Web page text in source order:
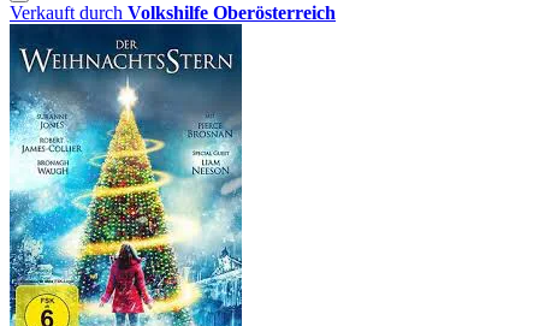
Verkauft durch Volkshilfe Oberösterreich